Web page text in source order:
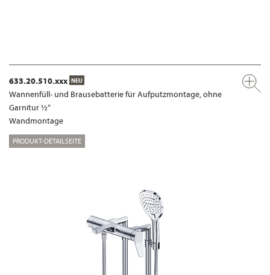
633.20.510.xxx NEU
Wannenfüll- und Brausebatterie für Aufputzmontage, ohne
Garnitur ½“
Wandmontage
PRODUKT-DETAILSEITE